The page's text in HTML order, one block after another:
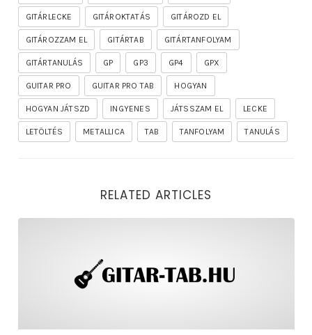
GITÁRLECKE GITÁROKTATÁS GITÁROZD EL
GITÁROZZAM EL GITÁRTAB GITÁRTANFOLYAM
GITÁRTANULÁS GP GP3 GP4 GPX
GUITAR PRO GUITAR PRO TAB HOGYAN
HOGYAN JÁTSZD INGYENES JÁTSSZAM EL LECKE
LETÖLTÉS METALLICA TAB TANFOLYAM TANULÁS
RELATED ARTICLES